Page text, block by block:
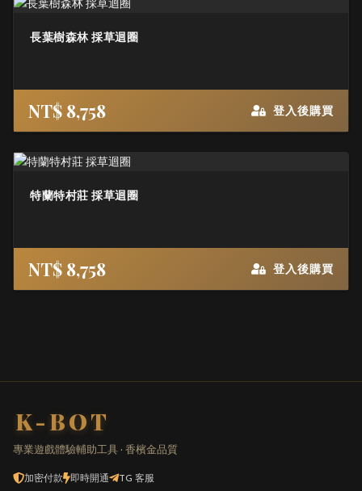
長葉樹森林 採草迴圈
NT$ 8,758 登入後購買
特蘭特村莊 採草迴圈
NT$ 8,758 登入後購買
K-BOT
專業遊戲體驗輔助工具 · 香檳金品質
加密付款 即時開通 TG 客服